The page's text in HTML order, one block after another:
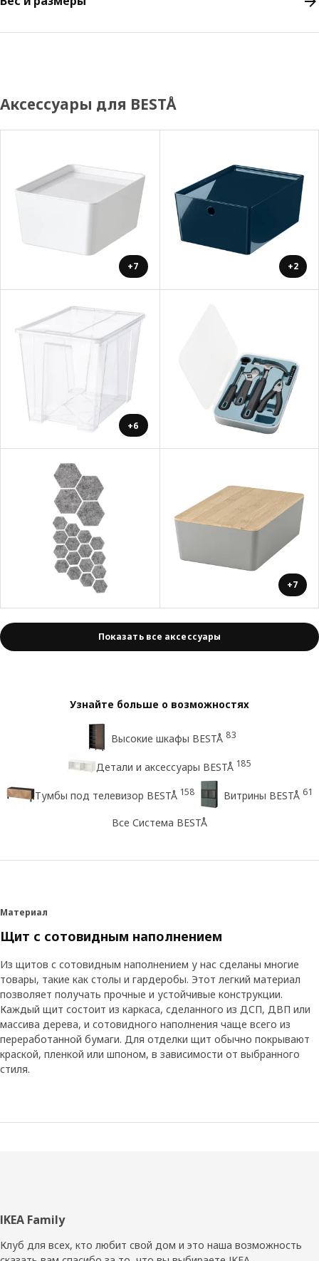
Аксессуары для BESTÅ
+7 +2
+6
+7
Показать все аксессуары
Узнайте больше о возможностях
Высокие шкафы BESTÅ 83
Детали и аксессуары BESTÅ 185
Тумбы под телевизор BESTÅ 158 Витрины BESTÅ 61
Все Система BESTÅ
Материал
Щит с сотовидным наполнением
Из щитов с сотовидным наполнением у нас сделаны многие
товары, такие как столы и гардеробы. Этот легкий материал
позволяет получать прочные и устойчивые конструкции.
Каждый щит состоит из каркаса, сделанного из ДСП, ДВП или
массива дерева, и сотовидного наполнения чаще всего из
переработанной бумаги. Для отделки щит обычно покрывают
краской, пленкой или шпоном, в зависимости от выбранного
стиля.
Нижний
колонтитул
IKEA Family
Клуб для всех, кто любит свой дом и это наша возможность